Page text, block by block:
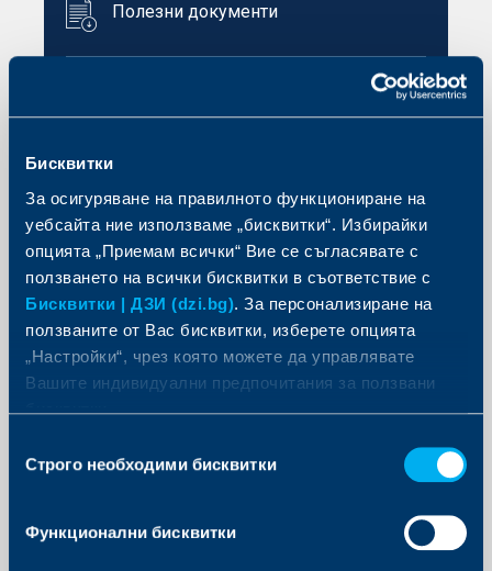
Бисквитки
За осигуряване на правилното функциониране на
уебсайта ние използваме „бисквитки“. Избирайки
опцията „Приемам всички“ Вие се съгласявате с
ползването на всички бисквитки в съответствие с
Бисквитки | ДЗИ (dzi.bg). За персонализиране на
ползваните от Вас бисквитки, изберете опцията
„Настройки“, чрез която можете да управлявате
Вашите индивидуални предпочитания за ползвани
бисквитки.
наСтрого необходими бисквитки
Функционални бисквитки
Полезни документи
Form LZ-51
Вътрешни правила Общо застраховане
Претенция за изплащане на суми
Офиси и центрове